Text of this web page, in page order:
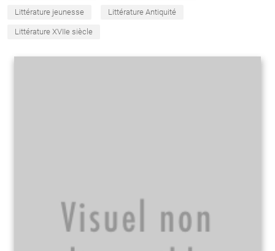
Littérature jeunesse Littérature Antiquité
Littérature XVIIe siècle